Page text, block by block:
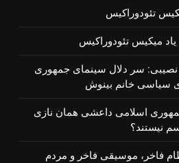
تئودوراكیس
یاد میكیس تئودوراكیس
نصیبی: سر دلال سینمای جمهوری
سیاسی خانم بینوش
اسلامی داعشی همان نازی
نیستند؟
فاخر، موسیقی فاخر و مردم